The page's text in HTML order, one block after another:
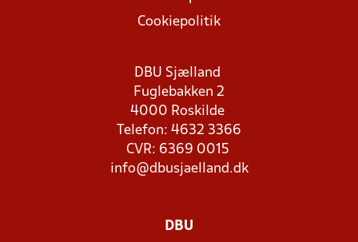
Cookiepolitik
DBU Sjælland
Fuglebakken 2
4000 Roskilde
Telefon: 4632 3366
CVR: 6369 0015
info@dbusjaelland.dk
DBU